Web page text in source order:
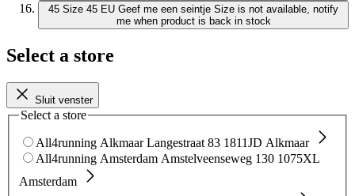
45 Size 45 EU Geef me een seintje Size is not available, notify
me when product is back in stock
Select a store
Sluit venster
Select a store
All4running Alkmaar Langestraat 83 1811JD Alkmaar
All4running Amsterdam Amstelveenseweg 130 1075XL
Amsterdam